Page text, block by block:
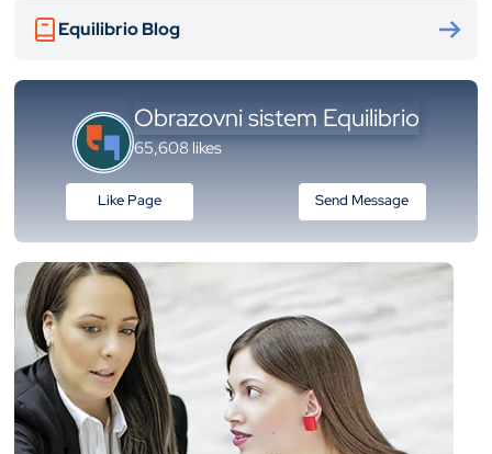
Equilibrio Blog
Obrazovni sistem Equilibrio
65,608 likes
Like Page Send Message